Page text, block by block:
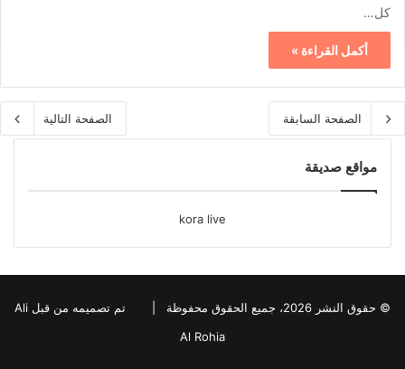
كل…
أكمل القراءة »
الصفحة السابقة الصفحة التالية
مواقع صديقة
kora live
© حقوق النشر 2026، جميع الحقوق محفوظة |
تم تصميمه من قبل Ali
Al Rohia